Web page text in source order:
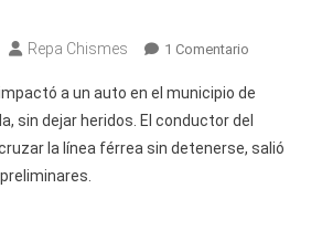
Repa Chismes 1 ComentarioEn
Impacta
Contra
Un
a un auto en el municipio de
sin dejar heridos. El conductor del
la línea férrea sin detenerse, salió